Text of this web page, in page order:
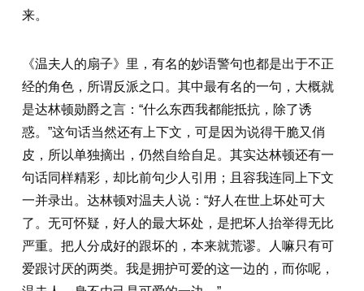
来。
《温夫人的扇子》里，有名的妙语警句也都是出于不正
经的角色，所谓反派之口。其中最有名的一句，大概就
是达林顿勋爵之言：“什么东西我都能抵抗，除了诱
惑。”这句话当然还有上下文，可是因为说得干脆又俏
皮，所以单独摘出，仍然自给自足。其实达林顿还有一
句话同样精彩，却比前句少人引用；且容我连同上下文
一并录出。达林顿对温夫人说：“好人在世上坏处可大
了。无可怀疑，好人的最大坏处，是把坏人抬举得无比
严重。把人分成好的跟坏的，本来就荒谬。人嘛只有可
爱跟讨厌的两类。我是拥护可爱的这一边的，而你呢，